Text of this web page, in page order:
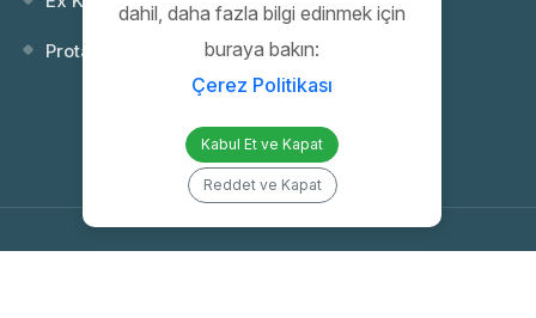
Protaş 35. Yıl Gala Gecesi
dahil, daha fazla bilgi edinmek için
buraya bakın:
Çerez Politikası
Kabul Et ve Kapat
Reddet ve Kapat